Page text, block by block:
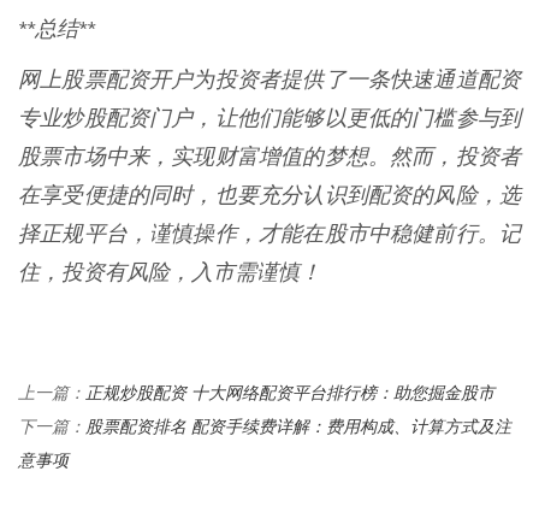
**总结**
网上股票配资开户为投资者提供了一条快速通道配资
专业炒股配资门户，让他们能够以更低的门槛参与到
股票市场中来，实现财富增值的梦想。然而，投资者
在享受便捷的同时，也要充分认识到配资的风险，选
择正规平台，谨慎操作，才能在股市中稳健前行。记
住，投资有风险，入市需谨慎！
上一篇： 正规炒股配资 十大网络配资平台排行榜：助您掘金股市
下一篇： 股票配资排名 配资手续费详解：费用构成、计算方式及注
意事项